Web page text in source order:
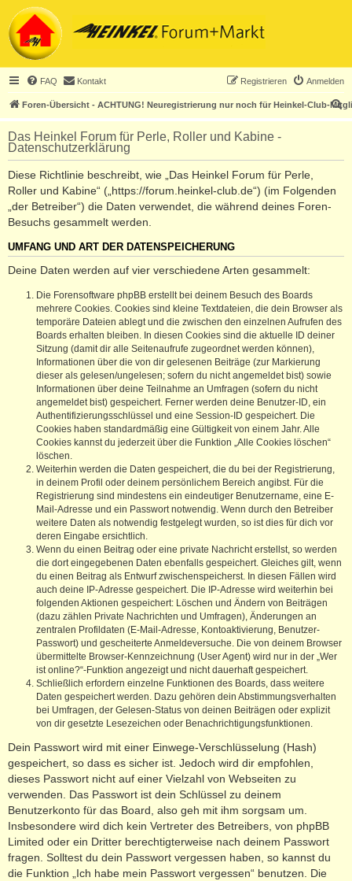
FAQ Kontakt Anmelden
Registrieren
Foren-Übersicht - ACHTUNG! Neuregistrierung nur noch für Heinkel-Club-
S
u
h
Das Heinkel Forum für Perle, Roller und Kabine -
Datenschutzerklärung
Diese Richtlinie beschreibt, wie „Das Heinkel Forum für Perle,
Roller und Kabine“ („https://forum.heinkel-club.de“) (im Folgenden
„der Betreiber“) die Daten verwendet, die während deines Foren-
Besuchs gesammelt werden.
UMFANG UND ART DER DATENSPEICHERUNG
Deine Daten werden auf vier verschiedene Arten gesammelt:
Die Forensoftware phpBB erstellt bei deinem Besuch des Boards
mehrere Cookies. Cookies sind kleine Textdateien, die dein Browser als
temporäre Dateien ablegt und die zwischen den einzelnen Aufrufen des
Boards erhalten bleiben. In diesen Cookies sind die aktuelle ID deiner
Sitzung (damit dir alle Seitenaufrufe zugeordnet werden können),
Informationen über die von dir gelesenen Beiträge (zur Markierung
dieser als gelesen/ungelesen; sofern du nicht angemeldet bist) sowie
Informationen über deine Teilnahme an Umfragen (sofern du nicht
angemeldet bist) gespeichert. Ferner werden deine Benutzer-ID, ein
Authentifizierungsschlüssel und eine Session-ID gespeichert. Die
Cookies haben standardmäßig eine Gültigkeit von einem Jahr. Alle
Cookies kannst du jederzeit über die Funktion „Alle Cookies löschen“
löschen.
Weiterhin werden die Daten gespeichert, die du bei der Registrierung,
in deinem Profil oder deinem persönlichem Bereich angibst. Für die
Registrierung sind mindestens ein eindeutiger Benutzername, eine E-
Mail-Adresse und ein Passwort notwendig. Wenn durch den Betreiber
weitere Daten als notwendig festgelegt wurden, so ist dies für dich vor
deren Eingabe ersichtlich.
Wenn du einen Beitrag oder eine private Nachricht erstellst, so werden
die dort eingegebenen Daten ebenfalls gespeichert. Gleiches gilt, wenn
du einen Beitrag als Entwurf zwischenspeicherst. In diesen Fällen wird
auch deine IP-Adresse gespeichert. Die IP-Adresse wird weiterhin bei
folgenden Aktionen gespeichert: Löschen und Ändern von Beiträgen
(dazu zählen Private Nachrichten und Umfragen), Änderungen an
zentralen Profildaten (E-Mail-Adresse, Kontoaktivierung, Benutzer-
Passwort) und gescheiterte Anmeldeversuche. Die von deinem Browser
übermittelte Browser-Kennzeichnung (User Agent) wird nur in der „Wer
ist online?“-Funktion angezeigt und nicht dauerhaft gespeichert.
Schließlich erfordern einzelne Funktionen des Boards, dass weitere
Daten gespeichert werden. Dazu gehören dein Abstimmungsverhalten
bei Umfragen, der Gelesen-Status von deinen Beiträgen oder explizit
von dir gesetzte Lesezeichen oder Benachrichtigungsfunktionen.
Dein Passwort wird mit einer Einwege-Verschlüsselung (Hash)
gespeichert, so dass es sicher ist. Jedoch wird dir empfohlen,
dieses Passwort nicht auf einer Vielzahl von Webseiten zu
verwenden. Das Passwort ist dein Schlüssel zu deinem
Benutzerkonto für das Board, also geh mit ihm sorgsam um.
Insbesondere wird dich kein Vertreter des Betreibers, von phpBB
Limited oder ein Dritter berechtigterweise nach deinem Passwort
fragen. Solltest du dein Passwort vergessen haben, so kannst du
die Funktion „Ich habe mein Passwort vergessen“ benutzen. Die